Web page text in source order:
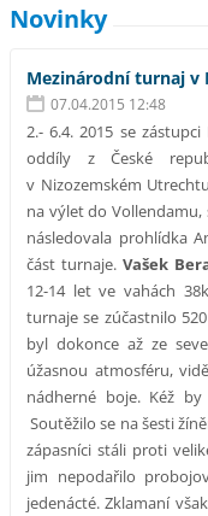
Novinky
Mezinárodní turnaj v
07.04.2015 12:48
2.- 6.4. 2015 se
oddíly z České
v Nizozemském
na výlet do
následovala prohlídka
část turnaje. Vašek
12-14 let ve vahách
turnaje se zúčastnilo
byl dokonce až ze
úžasnou atmosféru,
nádherné boje. Kéž
Soutěžilo se na šesti
zápasníci stáli proti
jim nepodařilo
jedenácté. Zklamaní